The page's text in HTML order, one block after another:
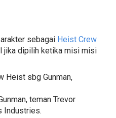
sebagai Heist Crew
jika dipilih ketika misi misi
Heist sbg Gunman,
teman Trevor
Industries.